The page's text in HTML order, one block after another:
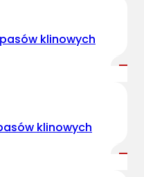
pasów klinowych
klinowych